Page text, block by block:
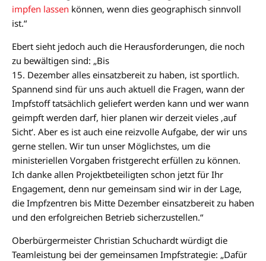
impfen lassen können, wenn dies geographisch sinnvoll
ist.“
Ebert sieht jedoch auch die Herausforderungen, die noch
zu bewältigen sind: „Bis
15. Dezember alles einsatzbereit zu haben, ist sportlich.
Spannend sind für uns auch aktuell die Fragen, wann der
Impfstoff tatsächlich geliefert werden kann und wer wann
geimpft werden darf, hier planen wir derzeit vieles ‚auf
Sicht‘. Aber es ist auch eine reizvolle Aufgabe, der wir uns
gerne stellen. Wir tun unser Möglichstes, um die
ministeriellen Vorgaben fristgerecht erfüllen zu können.
Ich danke allen Projektbeteiligten schon jetzt für Ihr
Engagement, denn nur gemeinsam sind wir in der Lage,
die Impfzentren bis Mitte Dezember einsatzbereit zu haben
und den erfolgreichen Betrieb sicherzustellen.“
Oberbürgermeister Christian Schuchardt würdigt die
Teamleistung bei der gemeinsamen Impfstrategie: „Dafür